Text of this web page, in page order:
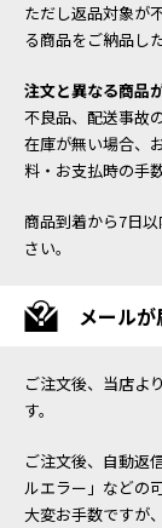
ただし返品対象が
る商品をご納品し
注文と異なる商品
不良品、配送事故
在庫が無い場合、
料・お支払時の手
商品到着から7日
さい。
メール
ご注文後、当店よ
す。
ご注文後、自動返
ルエラー」などの
大変お手数ですが